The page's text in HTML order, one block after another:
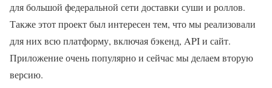
для большой федеральной сети доставки суши и роллов.
Также этот проект был интересен тем, что мы реализовали
для них всю платформу, включая бэкенд, API и сайт.
Приложение очень популярно и сейчас мы делаем вторую
версию.